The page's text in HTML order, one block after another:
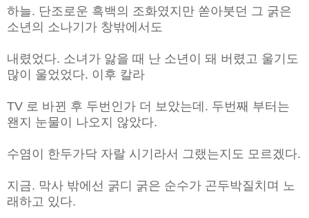
하늘. 단조로운 흑백의 조화였지만 쏟아붓던 그 굵은
소년의 소나기가 창밖에서도
내렸었다. 소녀가 앓을 때 난 소년이 돼 버렸고 울기도
많이 울었었다. 이후 칼라
TV 로 바뀐 후 두번인가 더 보았는데. 두번째 부터는
왠지 눈물이 나오지 않았다.
수염이 한두가닥 자랄 시기라서 그랬는지도 모르겠다.
지금. 막사 밖에선 굵디 굵은 순수가 곤두박질치며 노
래하고 있다.